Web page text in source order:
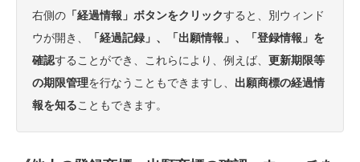
右側の 「経過情報」ボタンをクリックすると、別ウィンド
ウが開き、
「経過記録」、「出願情報」、「登録情報」を
確認することができ、これらにより、例えば、 更新期限等
の期限管理を行なうこともできますし、 出願商標の経過情
報を知ることもできます。